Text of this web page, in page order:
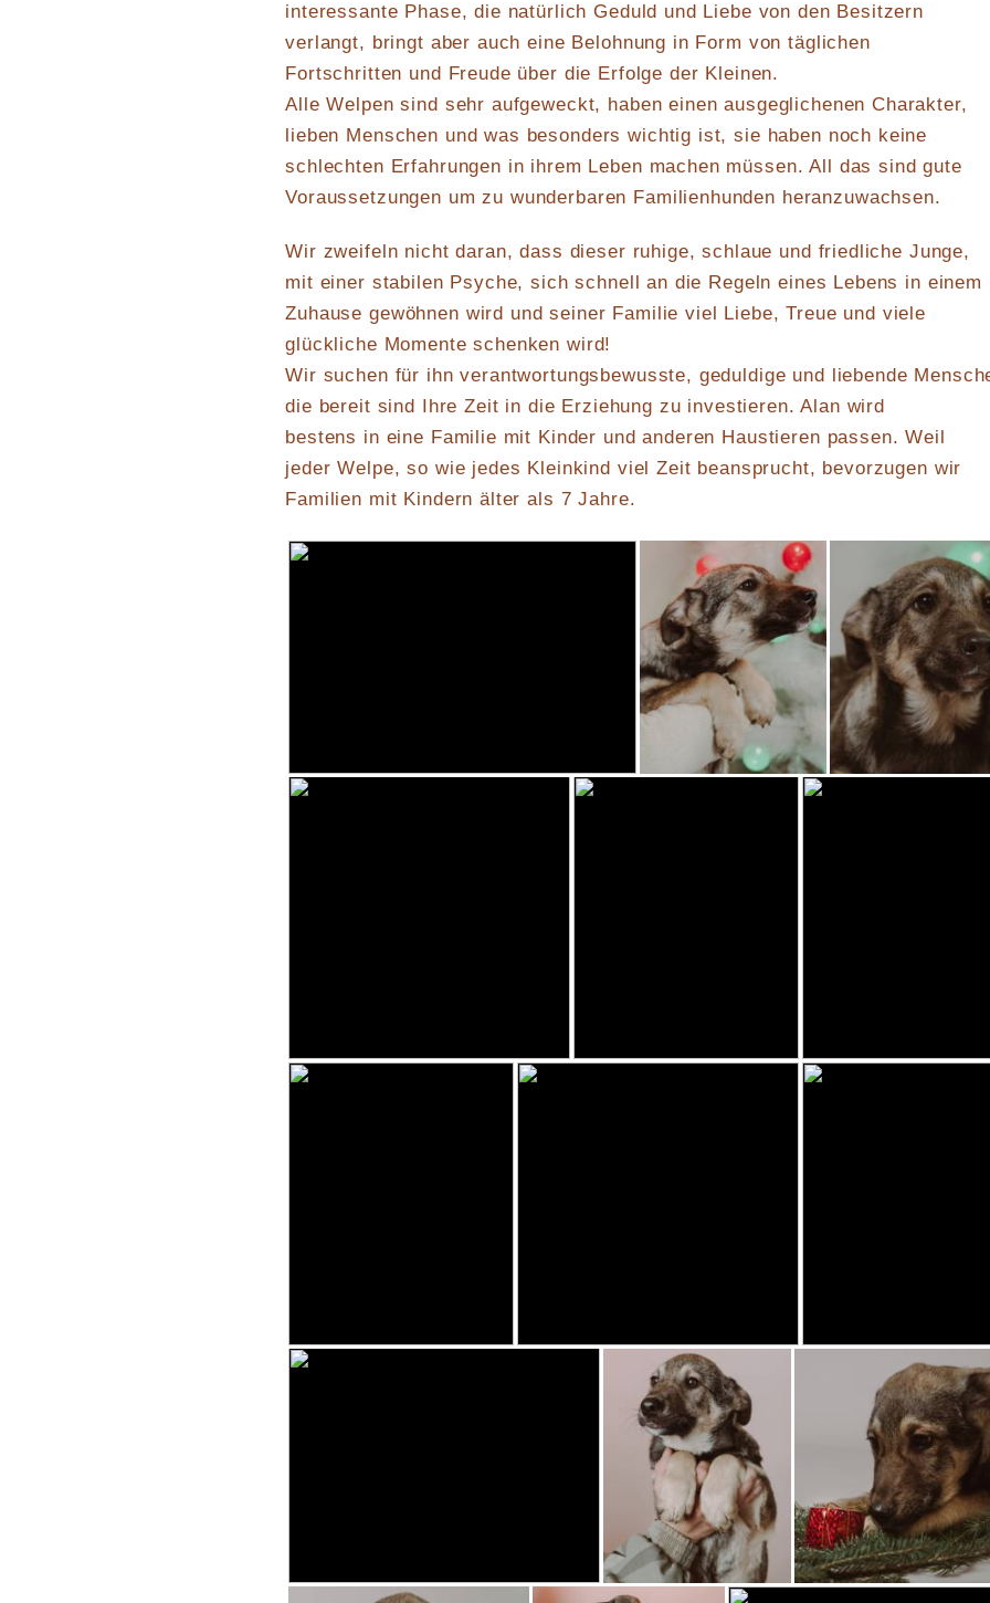
interessante Phase, die natürlich Geduld und Liebe von den Besitzern
verlangt, bringt aber auch eine Belohnung in Form von täglichen
Fortschritten und Freude über die Erfolge der Kleinen.
Alle Welpen sind sehr aufgeweckt, haben einen ausgeglichenen Charakter,
lieben Menschen und was besonders wichtig ist, sie haben noch keine
schlechten Erfahrungen in ihrem Leben machen müssen. All das sind gute
Voraussetzungen um zu wunderbaren Familienhunden heranzuwachsen.
Wir zweifeln nicht daran, dass dieser ruhige, schlaue und friedliche Junge,
mit einer stabilen Psyche, sich schnell an die Regeln eines Lebens in einem
Zuhause gewöhnen wird und seiner Familie viel Liebe, Treue und viele
glückliche Momente schenken wird!
Wir suchen für ihn verantwortungsbewusste, geduldige und liebende
die bereit sind Ihre Zeit in die Erziehung zu investieren. Alan wird
bestens in eine Familie mit Kinder und anderen Haustieren passen. Weil
jeder Welpe, so wie jedes Kleinkind viel Zeit beansprucht, bevorzugen wir
Familien mit Kindern älter als 7 Jahre.